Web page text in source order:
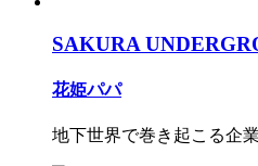
SAKURA
花姫パパ
地下世界で巻き起こる企